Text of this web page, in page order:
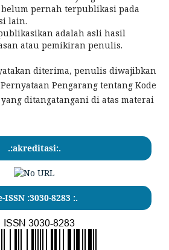
pernah terpublikasi pada
lain.
adalah asli hasil
atau pemikiran penulis.
diterima, penulis diwajibkan
Pengarang tentang Kode
ditangatangani di atas materai
.:akreditasi:.
ISSN :3030-8283 :.